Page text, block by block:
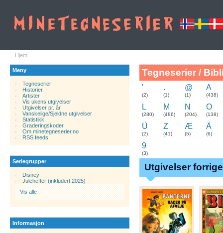
Hjem
Meny
Tegneserier
Historier.
Artister
Vis ukens utgivelser
Utgivelser pr. år
Vanskelige/Sjeldne utgivelser
Statistikk
Graderingskoder
Om minetegneserier.no
RSS feeds
Seriegrupper
Disney
Julehefter (inkludert 2025)
Vis alle
Informasjon
Tegneserier /
'
(2)
.
(1)
@
(1)
A
(438)
L
(280)
M
(486)
N
(204)
O
(138)
Ü
(2)
Z
(41)
Æ
(5)
Ä
(6)
9
(3)
Utgivelser